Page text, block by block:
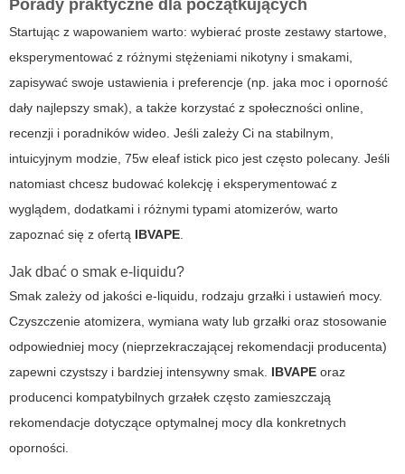
Porady praktyczne dla początkujących
Startując z wapowaniem warto: wybierać proste zestawy startowe,
eksperymentować z różnymi stężeniami nikotyny i smakami,
zapisywać swoje ustawienia i preferencje (np. jaka moc i oporność
dały najlepszy smak), a także korzystać z społeczności online,
recenzji i poradników wideo. Jeśli zależy Ci na stabilnym,
intuicyjnym modzie, 75w eleaf istick pico jest często polecany. Jeśli
natomiast chcesz budować kolekcję i eksperymentować z
wyglądem, dodatkami i różnymi typami atomizerów, warto
zapoznać się z ofertą IBVAPE.
Jak dbać o smak e-liquidu?
Smak zależy od jakości e-liquidu, rodzaju grzałki i ustawień mocy.
Czyszczenie atomizera, wymiana waty lub grzałki oraz stosowanie
odpowiedniej mocy (nieprzekraczającej rekomendacji producenta)
zapewni czystszy i bardziej intensywny smak. IBVAPE oraz
producenci kompatybilnych grzałek często zamieszczają
rekomendacje dotyczące optymalnej mocy dla konkretnych
oporności.